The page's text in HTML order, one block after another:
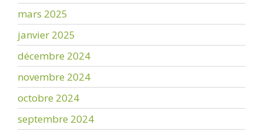
mars 2025
janvier 2025
décembre 2024
novembre 2024
octobre 2024
septembre 2024